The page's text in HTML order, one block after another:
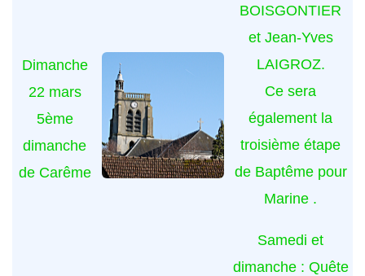
Dimanche
22 mars
5ème
dimanche
de Carême
BOISGONTIER
et Jean-Yves
LAIGROZ.
Ce sera
également la
troisième étape
de Baptême pour
Marine .
Samedi et
dimanche : Quête